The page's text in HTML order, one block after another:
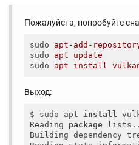
Пожалуйста, попробуйте
sudo
apt-add-
sudo
apt update
sudo
apt install
Выход:
$ sudo apt install
Reading package
Building dependency